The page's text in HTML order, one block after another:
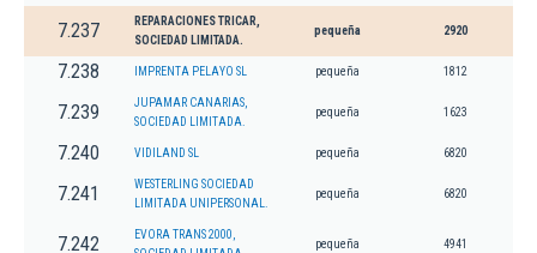
7.237
REPARACIONES TRICAR,
SOCIEDAD LIMITADA.
pequeña 2920
7.238 IMPRENTA PELAYO SL pequeña 1812
7.239
JUPAMAR CANARIAS,
SOCIEDAD LIMITADA.
pequeña 1623
7.240 VIDILAND SL pequeña 6820
7.241
WESTERLING SOCIEDAD
LIMITADA UNIPERSONAL.
pequeña 6820
7.242
EVORA TRANS 2000,
pequeña 4941